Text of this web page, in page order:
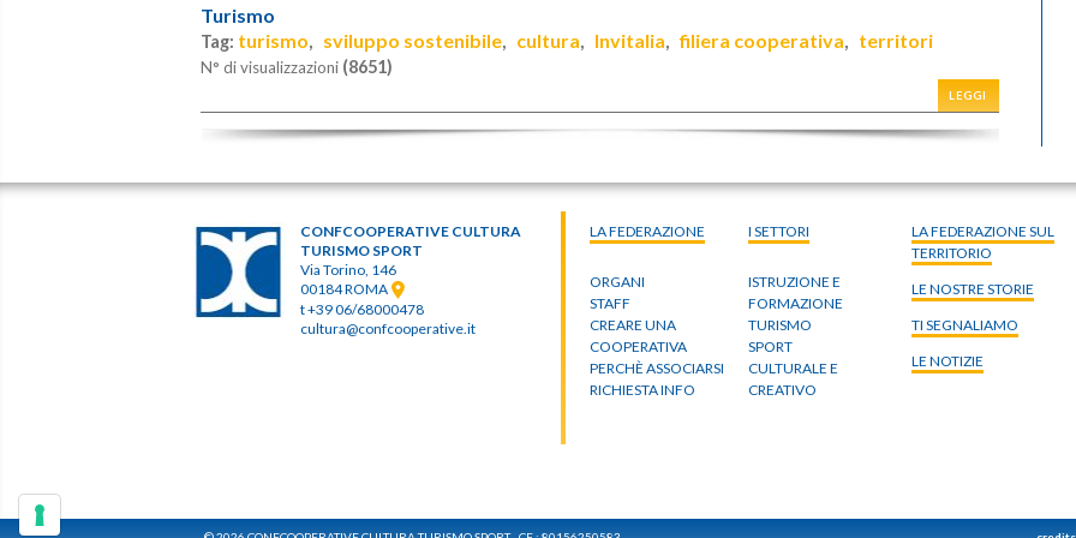
Turismo
Tag: turismo, sviluppo sostenibile, cultura, Invitalia,filiera cooperativa, territori
N° di visualizzazioni (8651)
LEGGI
LA FEDERAZIONE
ORGANI
STAFF
CREARE UNA
COOPERATIVA
PERCHÈ ASSOCIARSI
RICHIESTA INFO
LA FEDERAZIONE SUL
TERRITORIO
I SETTORI
ISTRUZIONE E
FORMAZIONE
TURISMO
SPORT
CULTURALE E
CREATIVO
LE NOSTRE STORIE
TI SEGNALIAMO
LE NOTIZIE
CONFCOOPERATIVE CULTURA
TURISMO SPORT
Via Torino, 146
00184 ROMA
t +39 06/68000478
cultura@confcooperative.it